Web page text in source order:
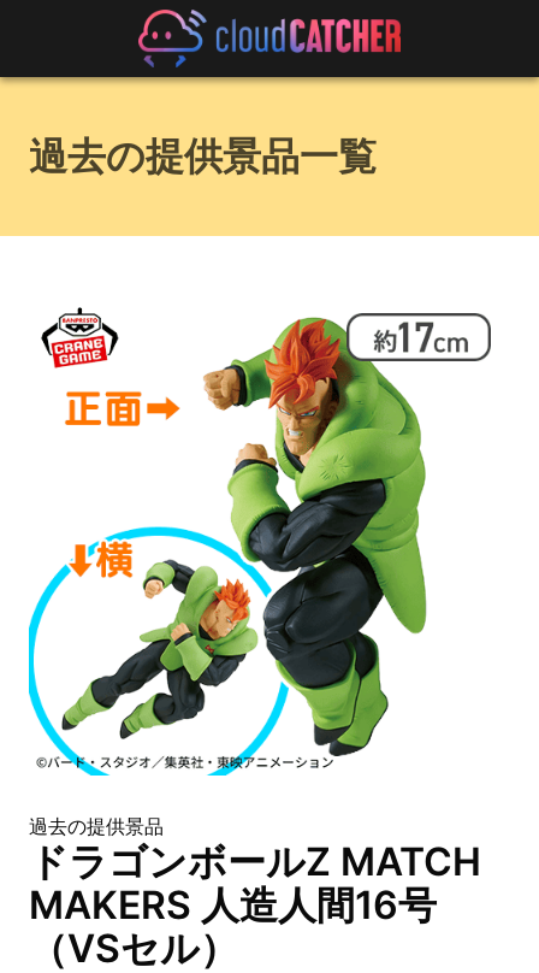
過去の提供景品一覧
過去の提供景品
ドラゴンボールZ MATCH
MAKERS 人造人間16号
（VSセル）